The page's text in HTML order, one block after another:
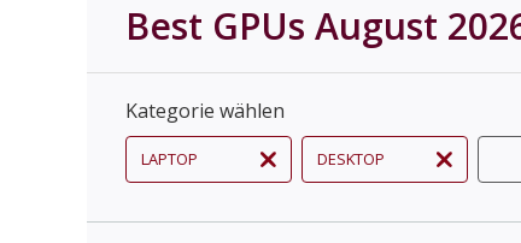
Best GPUs August
Kategorie wählen
LAPTOP DESKTOP